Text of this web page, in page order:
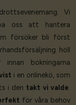
Vi
oss att hantera
försöker bli först
höll
bokningarna
i en onlinekö, som
i den takt vi valde
för våra behov